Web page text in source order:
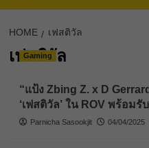
HOME เฟสติวัล
เฟสติวัล
Gaming
“แป้ง Zbing Z. x D
‘เฟสติวัล’ ใน ROV พร้อม
Parnicha Sasookjit 04/04/2025